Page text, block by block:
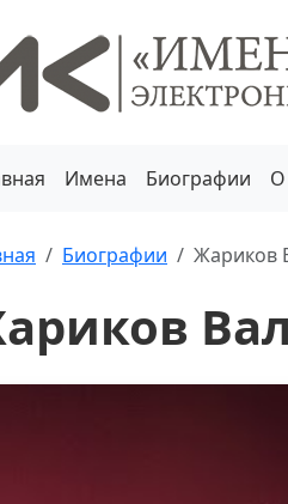
Имена Биографии О
Биографии Жариков